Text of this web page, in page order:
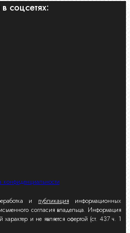
соцсетях:
конфиденциальности
и публикация информационных
согласия владельца. Информация
и не является офертой (ст. 437 ч. 1